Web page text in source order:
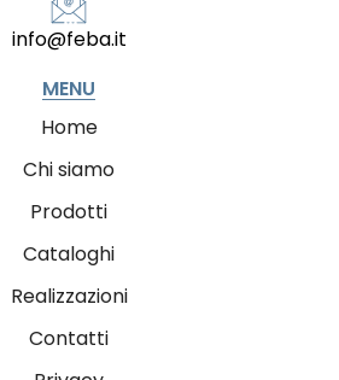
info@feba.it
MENU
Home
Chi siamo
Prodotti
Cataloghi
Realizzazioni
Contatti